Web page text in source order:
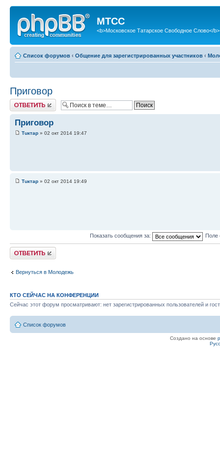
МТСС
<b>Московское Татарское Свободное Слово</b>
Список форумов ‹ Общение для зарегистрированных участников ‹
Приговор
Ответить
Приговор
Тuктар » 02 окт 2014 19:47
Тuктар » 02 окт 2014 19:49
Показать сообщения за: Поле
Ответить
Вернуться в Молодежь
КТО СЕЙЧАС НА КОНФЕРЕНЦИИ
Сейчас этот форум просматривают: нет зарегистрированных пользователей и
Список форумов
Создано на основе